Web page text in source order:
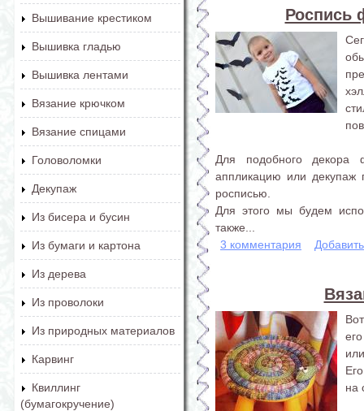
Вышивание крестиком
Вышивка гладью
Вышивка лентами
Вязание крючком
Вязание спицами
Головоломки
Декупаж
Из бисера и бусин
Из бумаги и картона
Из дерева
Из проволоки
Из природных материалов
Карвинг
Квиллинг
(бумагокручение)
Роспись
Для подобного декора
аппликацию или декупаж
росписью.
Для этого мы будем
также...
3 комментария
на